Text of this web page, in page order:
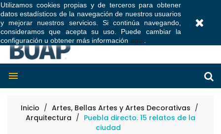
Utilizamos cookies propias y de terceros para obtener
datos estadísticos de la navegación de nuestros usuarios
y mejorar nuestros servicios. Si continúa navegando,
consideramos que acepta su uso. Puede cambiar la
configuración u obtener más información aquí

Inicio
Artes, Bellas Artes y Artes Decorativas
Arquitectura
Puebla directo. 15 relatos de la
ciudad